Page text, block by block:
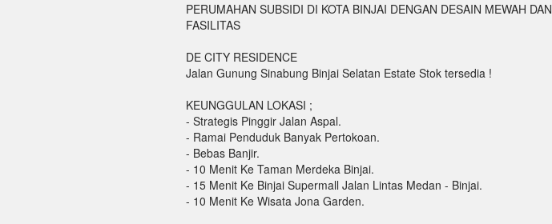
PERUMAHAN SUBSIDI DI KOTA BINJAI DENGAN DESAIN MEWAH DAN
FASILITAS
DE CITY RESIDENCE
Jalan Gunung Sinabung Binjai Selatan Estate Stok tersedia !
KEUNGGULAN LOKASI ;
- Strategis Pinggir Jalan Aspal.
- Ramai Penduduk Banyak Pertokoan.
- Bebas Banjir.
- 10 Menit Ke Taman Merdeka Binjai.
- 15 Menit Ke Binjai Supermall Jalan Lintas Medan - Binjai.
- 10 Menit Ke Wisata Jona Garden.